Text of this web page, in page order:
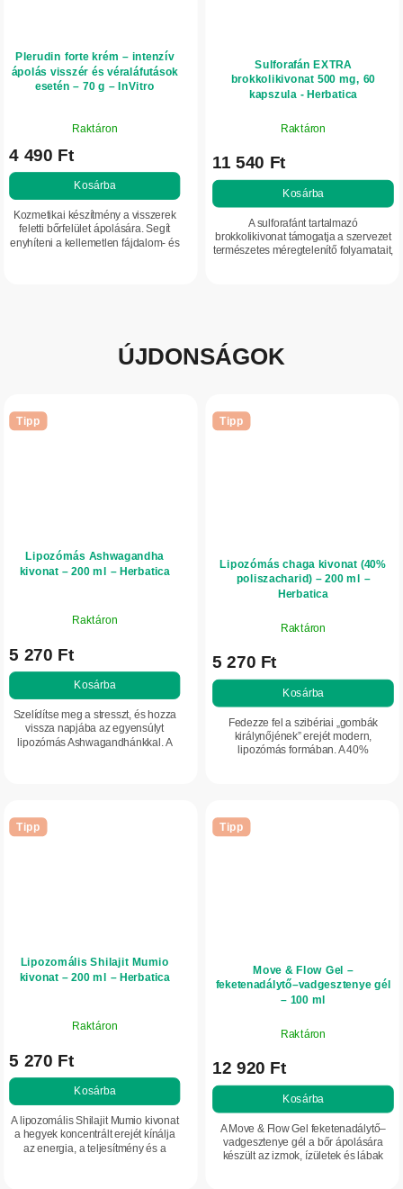
Plerudin forte krém – intenzív
ápolás visszér és véraláfutások
esetén – 70 g – InVitro
átlagos
értékelése
5-
ből
5,0
csillag.
Raktáron
4 490 Ft
Kosárba
Kozmetikai készítmény a visszerek
feletti bőrfelület ápolására. Segít
enyhíteni a kellemetlen fájdalom- és
Sulforafán EXTRA
brokkolikivonat 500 mg, 60
kapszula - Herbatica
Raktáron
11 540 Ft
Kosárba
A sulforafánt tartalmazó
brokkolikivonat támogatja a szervezet
természetes méregtelenítő folyamatait,
ÚJDONSÁGOK
Tipp
Lipozómás Ashwagandha
kivonat – 200 ml – Herbatica
Raktáron
5 270 Ft
Kosárba
Szelídítse meg a stresszt, és hozza
vissza napjába az egyensúlyt
lipozómás Ashwagandhánkkal. A
Tipp
Lipozómás chaga kivonat (40%
poliszacharid) – 200 ml –
Herbatica
Raktáron
5 270 Ft
Kosárba
Fedezze fel a szibériai „gombák
királynőjének” erejét modern,
lipozómás formában. A 40%
Tipp
Lipozomális Shilajit Mumio
kivonat – 200 ml – Herbatica
Raktáron
5 270 Ft
Kosárba
A lipozomális Shilajit Mumio kivonat
a hegyek koncentrált erejét kínálja
az energia, a teljesítmény és a
Tipp
Move & Flow Gel –
feketenadálytő–vadgesztenye gél
– 100 ml
Raktáron
12 920 Ft
Kosárba
A Move & Flow Gel feketenadálytő–
vadgesztenye gél a bőr ápolására
készült az izmok, ízületek és lábak